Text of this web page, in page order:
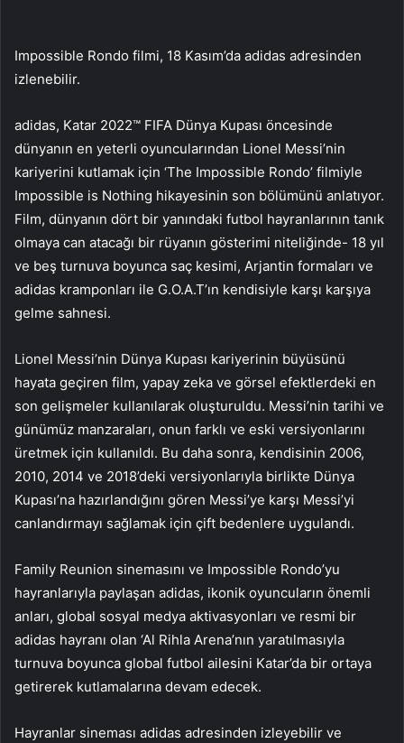
Impossible Rondo filmi, 18 Kasım’da adidas adresinden
izlenebilir.
adidas, Katar 2022™ FIFA Dünya Kupası öncesinde
dünyanın en yeterli oyuncularından Lionel Messi’nin
kariyerini kutlamak için ‘The Impossible Rondo’ filmiyle
Impossible is Nothing hikayesinin son bölümünü anlatıyor.
Film, dünyanın dört bir yanındaki futbol hayranlarının tanık
olmaya can atacağı bir rüyanın gösterimi niteliğinde- 18 yıl
ve beş turnuva boyunca saç kesimi, Arjantin formaları ve
adidas kramponları ile G.O.A.T’ın kendisiyle karşı karşıya
gelme sahnesi.
Lionel Messi’nin Dünya Kupası kariyerinin büyüsünü
hayata geçiren film, yapay zeka ve görsel efektlerdeki en
son gelişmeler kullanılarak oluşturuldu. Messi’nin tarihi ve
günümüz manzaraları, onun farklı ve eski versiyonlarını
üretmek için kullanıldı. Bu daha sonra, kendisinin 2006,
2010, 2014 ve 2018’deki versiyonlarıyla birlikte Dünya
Kupası’na hazırlandığını gören Messi’ye karşı Messi’yi
canlandırmayı sağlamak için çift bedenlere uygulandı.
Family Reunion sinemasını ve Impossible Rondo’yu
hayranlarıyla paylaşan adidas, ikonik oyuncuların önemli
anları, global sosyal medya aktivasyonları ve resmi bir
adidas hayranı olan ‘Al Rihla Arena’nın yaratılmasıyla
turnuva boyunca global futbol ailesini Katar’da bir ortaya
getirerek kutlamalarına devam edecek.
Hayranlar sineması adidas adresinden izleyebilir ve